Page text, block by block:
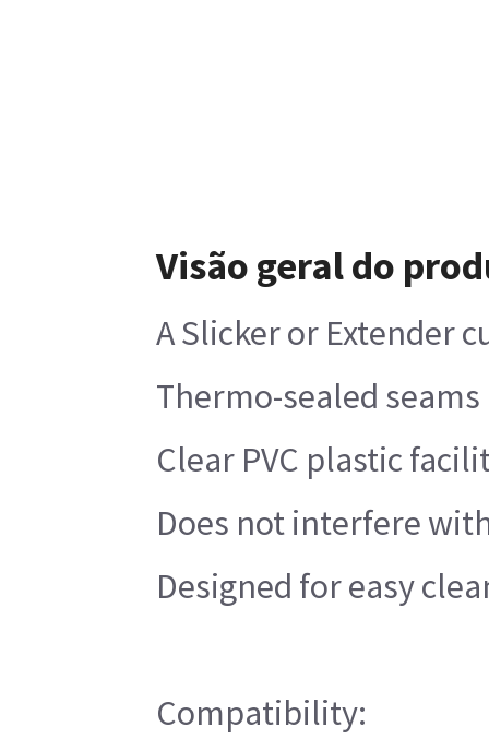
Visão geral do
A Slicker or Extender
Thermo-sealed
Clear PVC plastic
Does not interfere
Designed for easy
Compatibility: